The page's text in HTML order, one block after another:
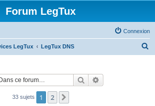
Forum LegTux
Connexion
LegTux LegTux DNS
Rechercher
33 sujets 1 2